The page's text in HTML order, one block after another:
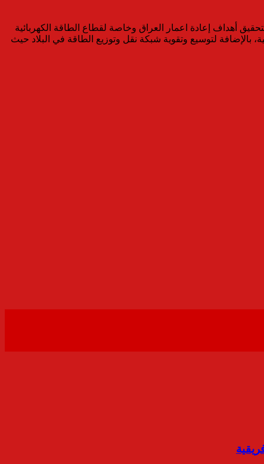
تم وضعها لتحقيق أهداف إعادة اعمار العراق وخاصة لقطاع الطاقة الكهربائية
بالإضافة لتوسيع وتقوية شبكة نقل وتوزيع الطاقة في البلاد حيث